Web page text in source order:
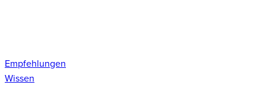
Empfehlungen
Wissen